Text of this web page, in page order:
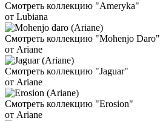
Смотреть коллекцию "Ameryka"
от Lubiana
Смотреть коллекцию "Mohenjo Daro"
от Ariane
Смотреть коллекцию "Jaguar"
от Ariane
Смотреть коллекцию "Erosion"
от Ariane